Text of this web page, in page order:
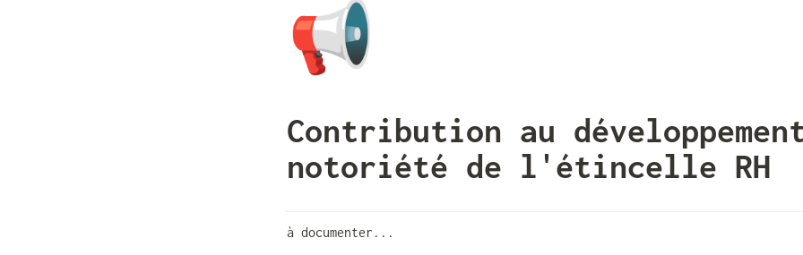
📢
Contribution au
notoriété de l'étincelle RH
à documenter...